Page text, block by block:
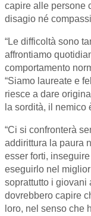
capire alle persone
disagio né
“Le difficoltà sono
affrontiamo
comportamento
“Siamo laureate e
riesce a dare
la sordità, il nemico
“Ci si confronterà
addirittura la paura
esser forti,
eseguirlo nel
soprattutto i giovani
dovrebbero capire
loro, nel senso che